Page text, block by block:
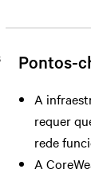
Pontos-
A
requer
rede
A